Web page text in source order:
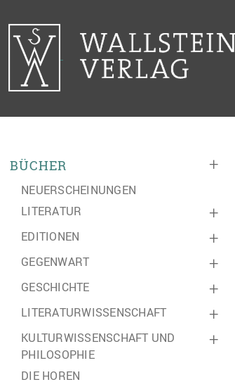
+
BÜCHER
NEUERSCHEINUNGEN
+
LITERATUR
+
EDITIONEN
+
GEGENWART
+
GESCHICHTE
+
LITERATURWISSENSCHAFT
+
KULTURWISSENSCHAFT UND
PHILOSOPHIE
DIE HOREN